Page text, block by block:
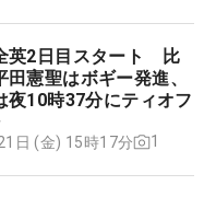
英2日目スタート 比
田憲聖はボギー発進、
夜10時37分にティオフ
日 (金) 15時17分
1